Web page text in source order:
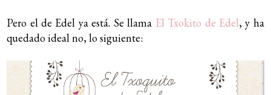
Pero el de Edel ya está. Se llama El Txokito de Edel, y ha
quedado ideal no, lo siguiente: